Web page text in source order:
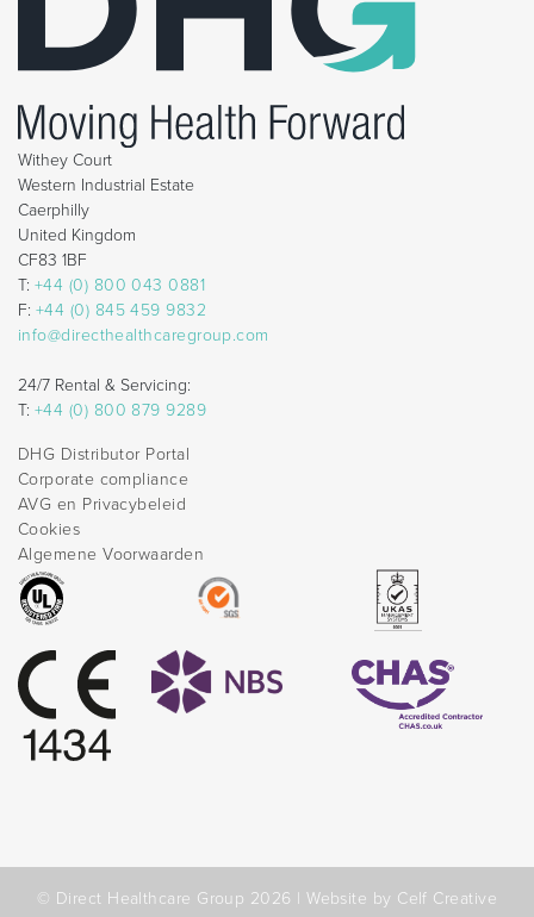
Withey Court
Western Industrial Estate
Caerphilly
United Kingdom
CF83 1BF
T: +44 (0) 800 043 0881
F: +44 (0) 845 459 9832
info@directhealthcaregroup.com
24/7 Rental & Servicing:
T: +44 (0) 800 879 9289
DHG Distributor Portal
Corporate compliance
AVG en Privacybeleid
Cookies
Algemene Voorwaarden
© Direct Healthcare Group 2026 |Website by Celf Creative